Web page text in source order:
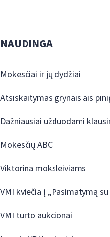
NAUDINGA
Mokesčiai ir jų dydžiai
Atsiskaitymas grynaisiais
Dažniausiai užduodami
Mokesčių ABC
Viktorina moksleiviams
VMI kviečia į „Pasimatymą
VMI turto aukcionai